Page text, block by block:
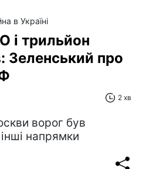
в Україні
і трильйон
Зеленський про
2 хв
ворог був
напрямки